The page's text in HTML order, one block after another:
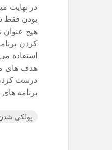
در نهایت
بودن فقط
هیچ عنوان
کردن
استفاده
هدف های
درست
برنامه
پولکی